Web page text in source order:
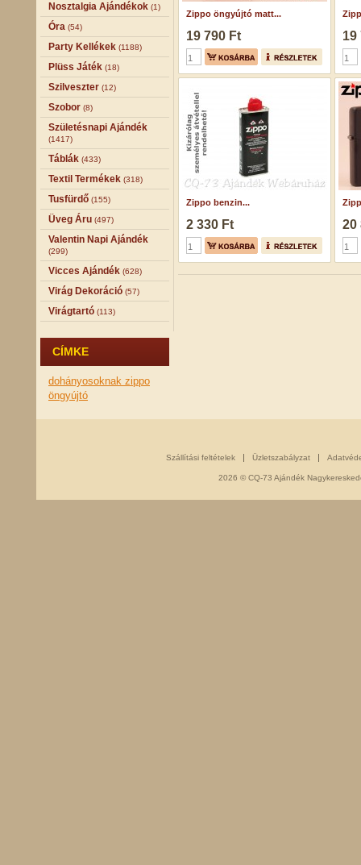
Nosztalgia Ajándékok (1)
Óra (54)
Party Kellékek (1188)
Plüss Játék (18)
Szilveszter (12)
Szobor (8)
Születésnapi Ajándék
(1417)
Táblák (433)
Textil Termékek (318)
Tusfürdő (155)
Üveg Áru (497)
Valentin Napi Ajándék
(299)
Vicces Ajándék (628)
Virág Dekoráció (57)
Virágtartó (113)
CÍMKE
dohányosoknak zippo
öngyújtó
Zippo öngyújtó matt...
19 790 Ft 19
Zippo benzin...
2 330 Ft 20
Szállítási feltételek Üzletszabályzat
2026 © CQ-73 Ajándék